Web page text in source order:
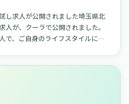
し求人が公開されました埼玉県北
が、クーラで公開されました。
で、ご自身のライフスタイルに合